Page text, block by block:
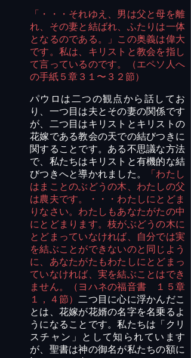
「・・・それゆえ、男は父と母を離
れ、その妻と結ばれ、ふたりは一体
となるのである。」この奥義は偉大
です。私は、キリストと教会を指し
て言っているのです。（エペソ人へ
の手紙５章３１ 〜３２ 節）
パウロは二つの観点から話してお
り、一つ目は夫とその妻の関係です
が、二つ目はキリストとキリストの
花嫁である教会の天での結びつきに
関することです。ある不思議な方法
で、私たちはキリストと有機的な結
びつきへと導かれました。
「わたし
はまことのぶどうの木、わたしの父
は農夫です。・・・わたしにとどま
りなさい。わたしもあなたがたの中
にとどまります。枝がぶどうの木に
とどまっていなければ、自分では実
を結ぶことができないのと同じよう
に、あなたがたもわたしにとどまっ
ていなければ、実を結ぶことはでき
ません。（ヨハネの福音書 １５章
１，４節） 二つ目に心に浮かんだこ
とは、花嫁が花婿の名字を名乗るよ
うになることです。私たちは「クリ
スチャン」として知られています
が、聖書は神の御名が私たちの額に